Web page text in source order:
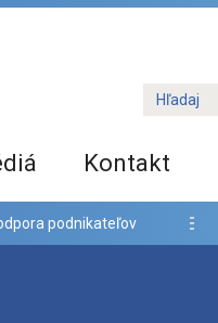
Kontakt
podnikateľov